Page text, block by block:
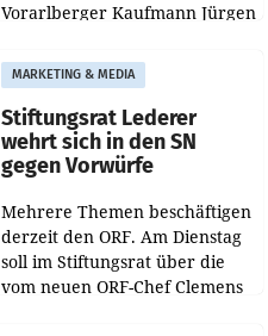
Vorarlberger Kaufmann Jürgen
freigegeben: Die
Bundeswettbewerbsbehörde
und der Bundeskartellanwalt
MARKETING & MEDIA
Stiftungsrat Lederer
wehrt sich in den SN
gegen Vorwürfe
Mehrere Themen beschäftigen
derzeit den ORF. Am Dienstag
soll im Stiftungsrat über die
vom neuen ORF-Chef Clemens